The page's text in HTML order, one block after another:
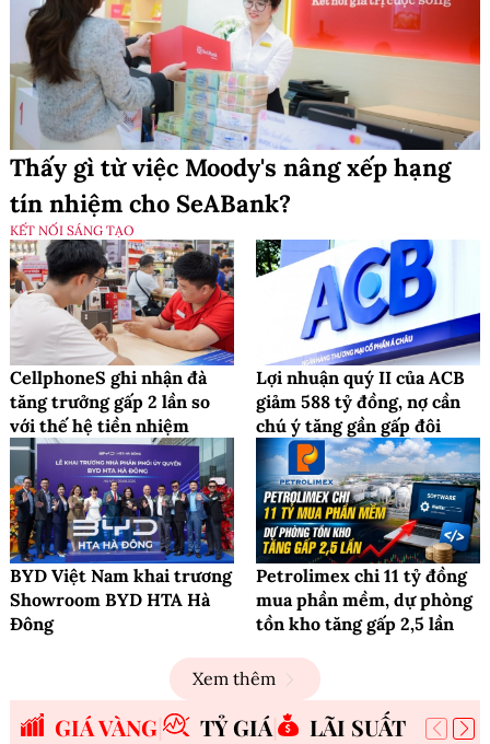
Thấy gì từ việc Moody's nâng xếp hạng
tín nhiệm cho SeABank?
KẾT NỐI SÁNG TẠO
CellphoneS ghi nhận đà
tăng trưởng gấp 2 lần so
với thế hệ tiền nhiệm
Lợi nhuận quý II của ACB
giảm 588 tỷ đồng, nợ cần
chú ý tăng gần gấp đôi
BYD Việt Nam khai trương
Showroom BYD HTA Hà
Đông
Petrolimex chi 11 tỷ đồng
mua phần mềm, dự phòng
tồn kho tăng gấp 2,5 lần
Xem thêm
GIÁ VÀNG TỶ GIÁ LÃI SUẤT